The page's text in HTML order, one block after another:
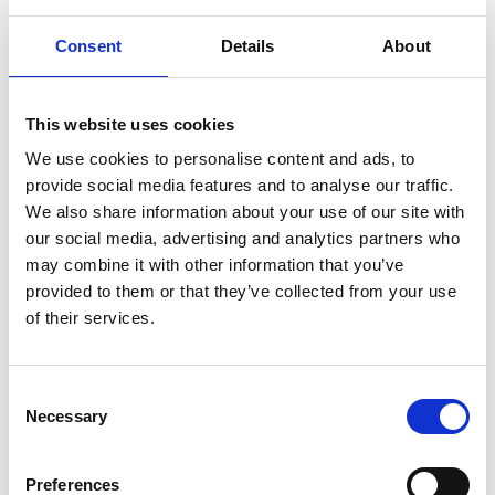
Consent Details About
This website uses cookies
We use cookies to personalise content and ads, to
provide social media features and to analyse our traffic.
We also share information about your use of our site with
our social media, advertising and analytics partners who
may combine it with other information that you’ve
provided to them or that they’ve collected from your use
of their services.
Selection
Necessary
Preferences
Så upplever du festivalen
även på norra delen av Smögen, på Sandö. Festivalen
följer du utmärkta gångstråk. Vill du se konstverken
från vattnet och inte har egen båt går det att boka en
guidad båttur.
Parkering och transport
Kommer man med bil så finns satelitparkeringar på
transferbussar in till Smögen. Det går även att åka
Göteborg.
sätter in extra bussturer under
transportbåt till Nya hamnen på Smögen och därifrån